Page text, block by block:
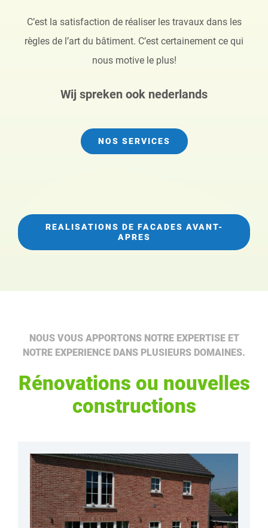
C’est la satisfaction de réaliser les travaux dans les
règles de l’art du bâtiment. C’est certainement ce qui
nous motive le plus!
Wij spreken ook nederlands
NOS SERVICES
REALISATIONS DE FACADES AVANT-
APRES
NOUS VOUS APPORTONS NOTRE EXPERTISE ET
NOTRE EXPERIENCE DANS PLUSIEURS DOMAINES.
Rénovations ou nouvelles
constructions